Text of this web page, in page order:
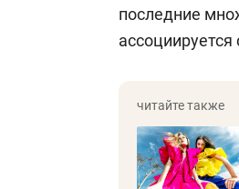
последние